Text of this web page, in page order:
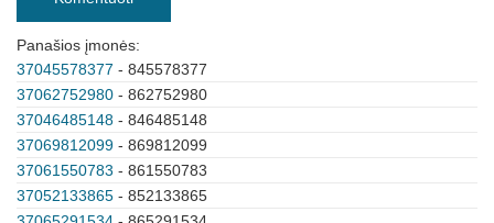
Panašios įmonės:
37045578377 - 845578377
37062752980 - 862752980
37046485148 - 846485148
37069812099 - 869812099
37061550783 - 861550783
37052133865 - 852133865